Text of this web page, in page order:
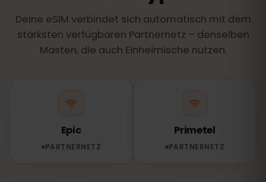
Deine eSIM verbindet sich automatisch mit dem
stärksten verfügbaren Partnernetz – denselben
Masten, die auch Einheimische nutzen.
Epic
PARTNERNETZ
Primetel
PARTNERNETZ